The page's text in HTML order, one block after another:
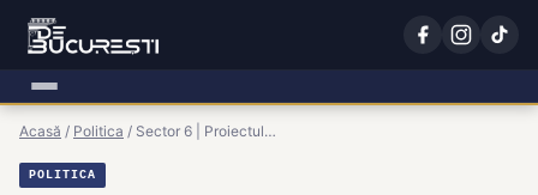
Acasă / Politica / Sector 6 | Proiectul…
POLITICA